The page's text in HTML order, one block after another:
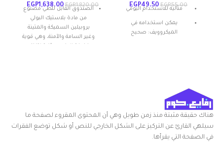
EGP55.00
EGP49.50
مثالية للاستخدام اليومي
يمكن استخدامه في
الميكروويف: صحيح
EGP1,820.00
EGP1,638.00
الصندوق القابل للطي مصنوع
من مادة بلاستيك البولي
بروبيلين السميكة والمتينة
وغير السامة والآمنة، وهي قوية
تصميم مبتكر مع فتحة في
اتجاهين باستخدام الغطاء
هناك حقيقة مثبتة منذ زمن طويل وهي أن المحتوى المقروء لصفحة ما
سيلهي القارئ عن التركيز على الشكل الخارجي للنص أو شكل توضع الفقرات
في الصفحة التي يقرأها.